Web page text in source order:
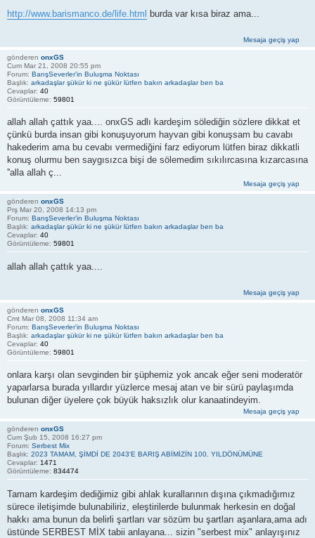
http://www.barismanco.de/life.html burda var kısa biraz ama...
Mesaja geçiş yap
gönderen onxGS
Cum Mar 21, 2008 20:55 pm
Forum: BarışSeverler'in Buluşma Noktası
Başlık: arkadaşlar şükür ki ne şükür lütfen bakın arkadaşlar ben ba
Cevaplar: 40
Görüntüleme: 59801
allah allah çattık yaa.... onxGS adlı kardeşim sölediğin sözlere dikkat et
çünkü burda insan gibi konuşuyorum hayvan gibi konuşsam bu cavabı
hakederim ama bu cevabı vermediğini farz ediyorum lütfen biraz dikkatli
konuş olurmu ben saygısızca bişi de sölemedim sıkılırcasına kızarcasına
''alla allah ç...
Mesaja geçiş yap
gönderen onxGS
Prş Mar 20, 2008 14:13 pm
Forum: BarışSeverler'in Buluşma Noktası
Başlık: arkadaşlar şükür ki ne şükür lütfen bakın arkadaşlar ben ba
Cevaplar: 40
Görüntüleme: 59801
allah allah çattık yaa....
Mesaja geçiş yap
gönderen onxGS
Cmt Mar 08, 2008 11:34 am
Forum: BarışSeverler'in Buluşma Noktası
Başlık: arkadaşlar şükür ki ne şükür lütfen bakın arkadaşlar ben ba
Cevaplar: 40
Görüntüleme: 59801
onlara karşı olan sevginden bir şüphemiz yok ancak eğer seni moderatör
yaparlarsa burada yıllardır yüzlerce mesaj atan ve bir sürü paylaşımda
bulunan diğer üyelere çok büyük haksızlık olur kanaatindeyim.
Mesaja geçiş yap
gönderen onxGS
Cum Şub 15, 2008 16:27 pm
Forum: Serbest Mix
Başlık: 2023 TAMAM, ŞİMDİ DE 2043'E BARIŞ ABİMİZİN 100. YILDÖNÜMÜNE
Cevaplar: 1471
Görüntüleme: 834474
Tamam kardeşim dediğimiz gibi ahlak kurallarının dışına çıkmadığımız
sürece iletişimde bulunabiliriz, eleştirilerde bulunmak herkesin en doğal
hakkı ama bunun da belirli şartları var sözüm bu şartları aşanlara,ama adı
üstünde SERBEST MİX tabii anlayana... sizin "serbest mix" anlayışınız